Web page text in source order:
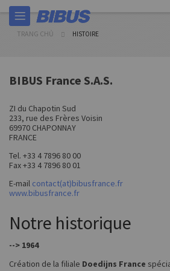
Chuyển
đến
nộiTRANG CHỦ HISTOIRE
BIBUS France S.A.S.
ZI du Chapotin Sud
233, rue des Frères Voisin
69970 CHAPONNAY
FRANCE
Tel. +33 4 7896 80 00
Fax +33 4 7896 80 01
E-mail contact(at)bibusfrance.fr
www.bibusfrance.fr
Notre historique
--> 1964
Création de la filiale Doedijns France